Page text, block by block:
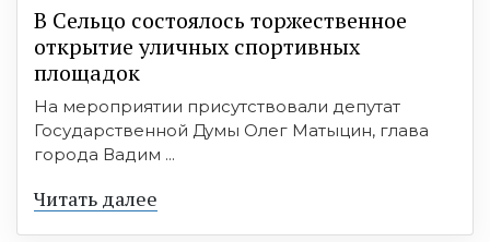
В Сельцо состоялось торжественное
открытие уличных спортивных
площадок
На мероприятии присутствовали депутат
Государственной Думы Олег Матыцин, глава
города Вадим ...
Читать далее